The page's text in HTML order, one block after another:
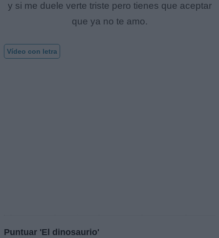
y si me duele verte triste pero tienes que aceptar
que ya no te amo.
Vídeo con letra
Puntuar 'El dinosaurio'